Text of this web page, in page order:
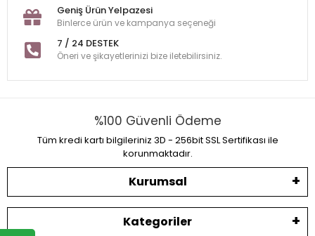
Geniş Ürün Yelpazesi
Binlerce ürün ve kampanya seçeneği
7 / 24 DESTEK
Öneri ve şikayetlerinizi bize iletebilirsiniz.
%100 Güvenli Ödeme
Tüm kredi kartı bilgileriniz 3D - 256bit SSL Sertifikası ile
korunmaktadır.
Kurumsal
Kategoriler